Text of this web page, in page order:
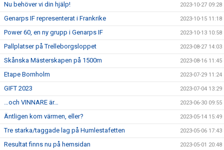
Nu behöver vi din hjälp! 2023-10-27 09:28
Genarps IF representerat i Frankrike 2023-10-15 11:18
Power 60, en ny grupp i Genarps IF 2023-10-13 10:58
Pallplatser på Trelleborgsloppet 2023-08-27 14:03
Skånska Mästerskapen på 1500m 2023-08-16 11:45
Etape Bornholm 2023-07-29 11:24
GIFT 2023 2023-07-04 13:29
…och VINNARE är… 2023-06-30 09:55
Äntligen kom värmen, eller? 2023-05-14 15:49
Tre starka/taggade lag på Humlestafetten 2023-05-06 17:43
Resultat finns nu på hemsidan 2023-05-01 20:48